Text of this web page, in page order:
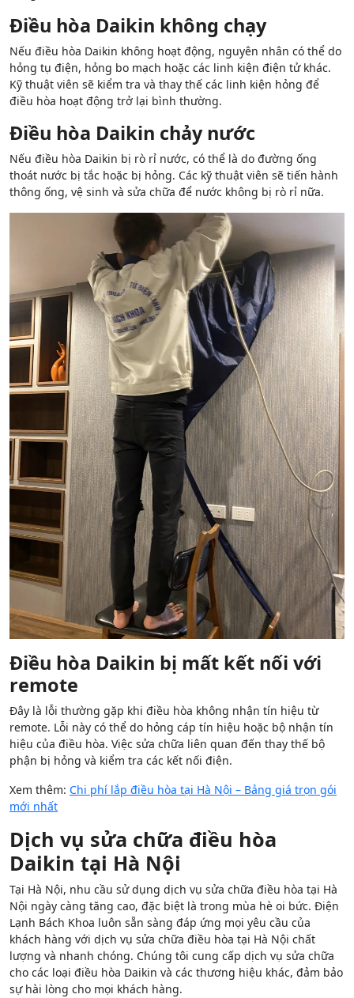
Điều hòa Daikin không chạy
Nếu điều hòa Daikin không hoạt động, nguyên nhân có thể do
hỏng tụ điện, hỏng bo mạch hoặc các linh kiện điện tử khác.
Kỹ thuật viên sẽ kiểm tra và thay thế các linh kiện hỏng để
điều hòa hoạt động trở lại bình thường.
Điều hòa Daikin chảy nước
Nếu điều hòa Daikin bị rò rỉ nước, có thể là do đường ống
thoát nước bị tắc hoặc bị hỏng. Các kỹ thuật viên sẽ tiến hành
thông ống, vệ sinh và sửa chữa để nước không bị rò rỉ nữa.
Điều hòa Daikin bị mất kết nối với
remote
Đây là lỗi thường gặp khi điều hòa không nhận tín hiệu từ
remote. Lỗi này có thể do hỏng cáp tín hiệu hoặc bộ nhận tín
hiệu của điều hòa. Việc sửa chữa liên quan đến thay thế bộ
phận bị hỏng và kiểm tra các kết nối điện.
Xem thêm: Chi phí lắp điều hòa tại Hà Nội – Bảng giá trọn gói
mới nhất
Dịch vụ sửa chữa điều hòa
Daikin tại Hà Nội
Tại Hà Nội, nhu cầu sử dụng dịch vụ sửa chữa điều hòa tại Hà
Nội ngày càng tăng cao, đặc biệt là trong mùa hè oi bức. Điện
Lạnh Bách Khoa luôn sẵn sàng đáp ứng mọi yêu cầu của
khách hàng với dịch vụ sửa chữa điều hòa tại Hà Nội chất
lượng và nhanh chóng. Chúng tôi cung cấp dịch vụ sửa chữa
cho các loại điều hòa Daikin và các thương hiệu khác, đảm bảo
sự hài lòng cho mọi khách hàng.